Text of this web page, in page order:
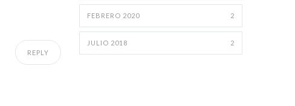
REPLY
FEBRERO 2020 2
JULIO 2018 2